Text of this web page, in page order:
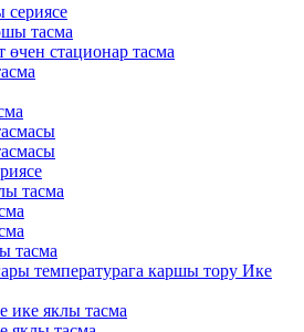
сериясе
тасма
өчен стационар тасма
тасма
тасма
температурага каршы тору Ике
ике яклы тасма